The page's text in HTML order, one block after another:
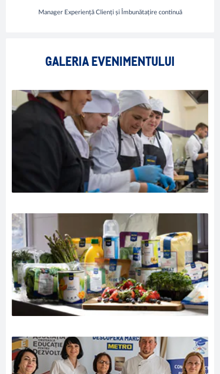
Manager Experiență Clienți și Îmbunătațire continuă
GALERIA EVENIMENTULUI